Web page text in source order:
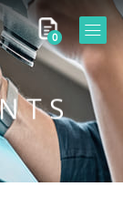
0